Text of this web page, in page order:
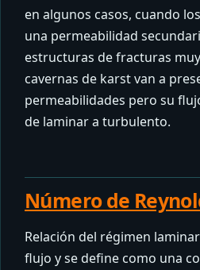
en algunos casos, cuando
una permeabilidad
estructuras de fracturas
cavernas de karst van a
permeabilidades pero su
de laminar a turbulento.
Número de
Relación del régimen
flujo y se define como una